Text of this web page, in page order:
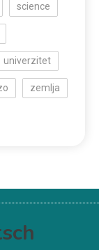
science
univerzitet
zemlja